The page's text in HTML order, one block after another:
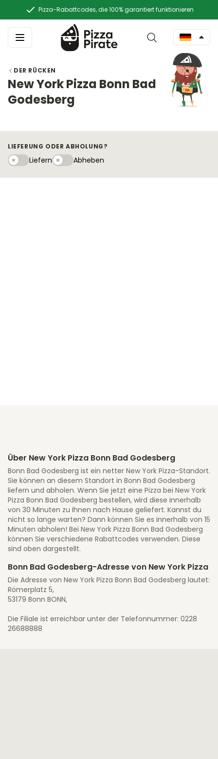
Pizza-Rabattcodes, die 100% garantiert funktionieren
DER RÜCKEN
New York Pizza Bonn Bad
Godesberg
LIEFERUNG ODER ABHOLUNG?
LiefernLiefernAbhebeny
Abheben
Über New York Pizza Bonn Bad Godesberg
Bonn Bad Godesberg ist ein netter New York Pizza-Standort.
Sie können an diesem Standort in Bonn Bad Godesberg
liefern und abholen. Wenn Sie jetzt eine Pizza bei New York
Pizza Bonn Bad Godesberg bestellen, wird diese innerhalb
von 30 Minuten zu Ihnen nach Hause geliefert. Kannst du
nicht so lange warten? Dann können Sie es innerhalb von 15
Minuten abholen! Bei New York Pizza Bonn Bad Godesberg
können Sie verschiedene Rabattcodes verwenden. Diese
sind oben dargestellt.
Bonn Bad Godesberg-Adresse von New York Pizza
Die Adresse von New York Pizza Bonn Bad Godesberg lautet:
Römerplatz 5,
53179 Bonn BONN,
Die Filiale ist erreichbar unter der Telefonnummer: 0228
26688888